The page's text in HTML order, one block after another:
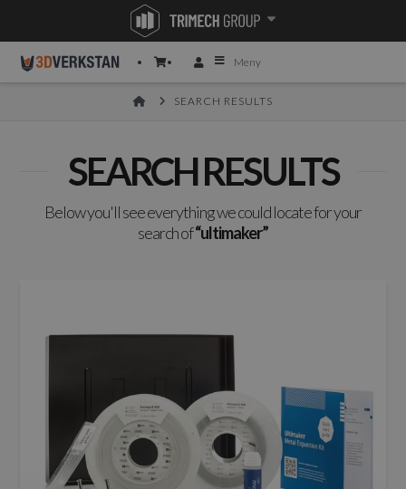
Meny
HOMESEARCH RESULTS
SEARCH RESULTS
Below you'll see everything we could locate for your
search of“ultimaker”